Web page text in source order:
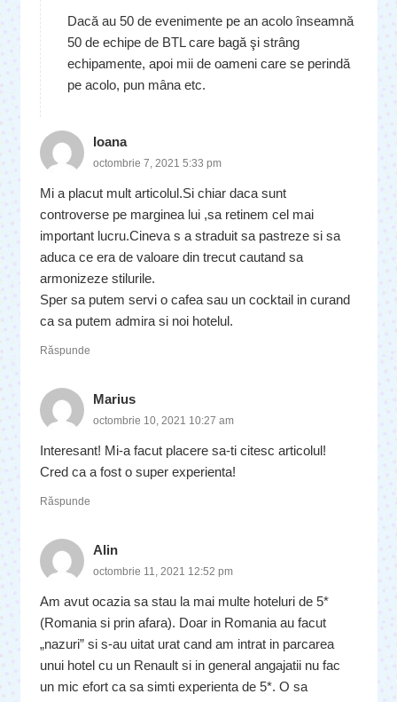
Dacă au 50 de evenimente pe an acolo înseamnă
50 de echipe de BTL care bagă şi strâng
echipamente, apoi mii de oameni care se perindă
pe acolo, pun mâna etc.
Ioana
octombrie 7, 2021 5:33 pm
Mi a placut mult articolul.Si chiar daca sunt
controverse pe marginea lui ,sa retinem cel mai
important lucru.Cineva s a straduit sa pastreze si sa
aduca ce era de valoare din trecut cautand sa
armonizeze stilurile.
Sper sa putem servi o cafea sau un cocktail in curand
ca sa putem admira si noi hotelul.
Răspunde
Marius
octombrie 10, 2021 10:27 am
Interesant! Mi-a facut placere sa-ti citesc articolul!
Cred ca a fost o super experienta!
Răspunde
Alin
octombrie 11, 2021 12:52 pm
Am avut ocazia sa stau la mai multe hoteluri de 5*
(Romania si prin afara). Doar in Romania au facut
„nazuri” si s-au uitat urat cand am intrat in parcarea
unui hotel cu un Renault si in general angajatii nu fac
un mic efort ca sa simti experienta de 5*. O sa